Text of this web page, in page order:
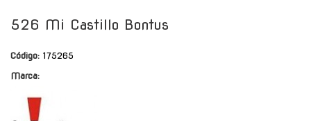
526 Mi Castillo Bontus
Código: 175265
Marca: